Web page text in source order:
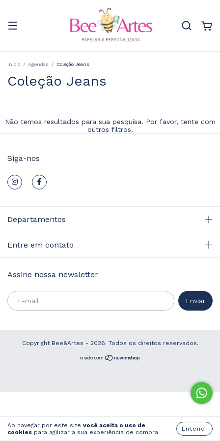
Ao navegar por este site você aceita o uso de
cookies para agilizar a sua experiência de compra. Entendi
Início / Agendas / Coleção Jeans
Coleção Jeans
Não temos resultados para sua pesquisa. Por favor, tente com
outros filtros.
Siga-nos
Departamentos
Entre em contato
Assine nossa newsletter
Copyright Bee&Artes - 2026. Todos os direitos reservados.